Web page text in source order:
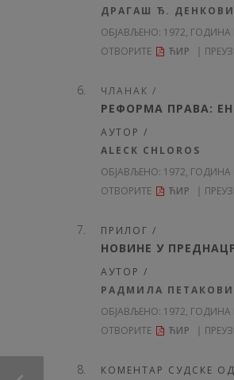
ДРАГАШ Ђ.
ОБЈАВЉЕНО: 1972,
ОТВОРИТЕ
ЋИР
ЧЛАНАК /
РЕФОРМА ПРАВА:
АУТОР /
ALECK CHLOROS
ОБЈАВЉЕНО: 1972,
ОТВОРИТЕ
ЋИР
ПРИЛОГ /
НОВИНЕ У
АУТОР /
РАДМИЛА
ОБЈАВЉЕНО: 1972,
ОТВОРИТЕ
ЋИР
КОМЕНТАР СУДСКЕ